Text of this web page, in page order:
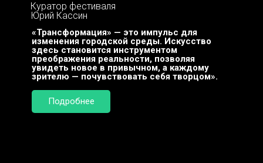
Куратор фестиваля
Юрий Кассин
«Трансформация» — это импульс для
изменения городской среды. Искусство
здесь становится инструментом
преображения реальности, позволяя
увидеть новое в привычном, а каждому
зрителю — почувствовать себя творцом».
Подробнее